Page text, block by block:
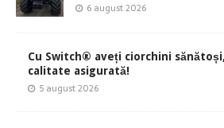
6 august 2026
Cu Switch® aveți ciorchini
calitate asigurată!
5 august 2026